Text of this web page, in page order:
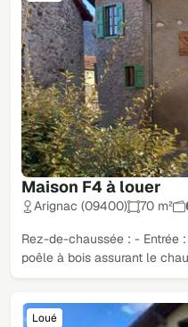
Maison F4 à louer
Arignac (09400) 70 m²
Rez-de-chaussée : - Entrée
poêle à bois assurant le
Loué